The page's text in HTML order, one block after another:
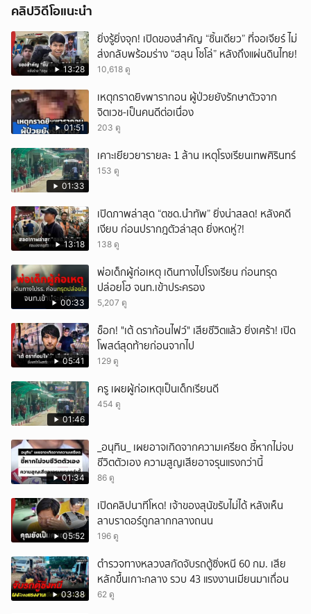
คลิปวิดีโอแนะนำ
13:28
ยิ่งรู้ยิ่งจุก! เปิดของสำคัญ “ชิ้นเดียว” ที่จอเจียร์ ไม่
ส่งกลับพร้อมร่าง “ฮลุน โซโล่” หลังถึงแผ่นดินไทย!
10,618 ดู
01:51
เหตุกราดยิvพารากอน ผู้ป่วยยังรักษาตัวจาก
จิตเวช-เป็นคนดีต่อเนื่อง
203 ดู
01:33
เคาะเยียวยารายละ 1 ล้าน เหตุโรงเรียนเทพศิรินทร์
153 ดู
13:18
เปิดภาพล่าสุด “ตชด.นำทัพ” ยิ่งน่าสลด! หลังคดี
เงียบ ก่อนปรากฎตัวล่าสุด ยิ่งหดหู่?!
138 ดู
00:33
พ่อเด็กผู้ก่อเหตุ เดินทางไปโรงเรียน ก่อนทรุด
ปล่อยโฮ จนท.เข้าประครอง
5,207 ดู
05:41
ช็อก! "เต้ ดราก้อนไฟว์" เสียชีวิตแล้ว ยิ่งเศร้า! เปิด
โพสต์สุดท้ายก่อนจากไป
129 ดู
01:46
ครู เผยผู้ก่อเหตุเป็นเด็กเรียนดี
454 ดู
01:34
_อนุทิน_ เผยอาจเกิดจากความเครียด ชี้หากไม่จบ
ชีวิตตัวเอง ความสูญเสียอาจรุนแรงกว่านี้
86 ดู
05:52
เปิดคลิปนาทีโหด! เจ้าของสุนัขรับไม่ได้ หลังเห็น
ลาบราดอร์ถูกลากกลางถนน
196 ดู
03:38
ตำรวจทางหลวงสกัดจับรถตู้ซิ่งหนี 60 กม. เสีย
หลักขึ้นเกาะกลาง รวบ 43 แรงงานเมียนมาเถื่อน
62 ดู